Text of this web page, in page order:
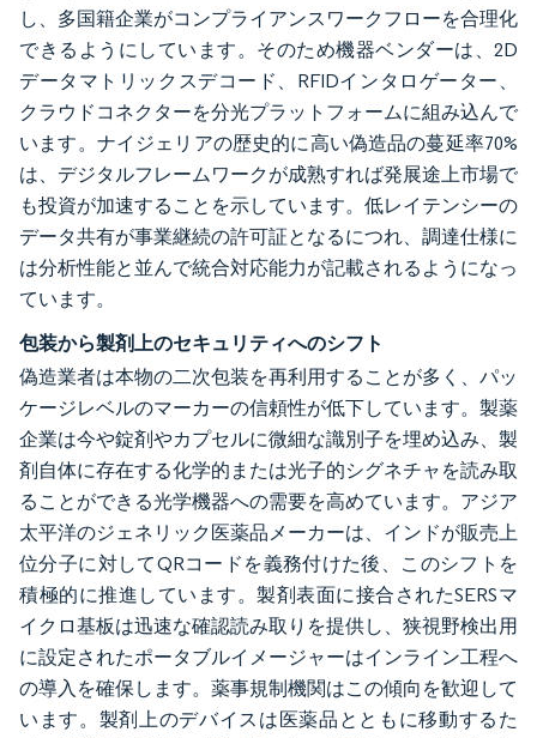
し、多国籍企業がコンプライアンスワークフローを合理化
できるようにしています。そのため機器ベンダーは、2D
データマトリックスデコード、RFIDインタロゲーター、
クラウドコネクターを分光プラットフォームに組み込んで
います。ナイジェリアの歴史的に高い偽造品の蔓延率70%
は、デジタルフレームワークが成熟すれば発展途上市場で
も投資が加速することを示しています。低レイテンシーの
データ共有が事業継続の許可証となるにつれ、調達仕様に
は分析性能と並んで統合対応能力が記載されるようになっ
ています。
包装から製剤上のセキュリティへのシフト
偽造業者は本物の二次包装を再利用することが多く、パッ
ケージレベルのマーカーの信頼性が低下しています。製薬
企業は今や錠剤やカプセルに微細な識別子を埋め込み、製
剤自体に存在する化学的または光子的シグネチャを読み取
ることができる光学機器への需要を高めています。アジア
太平洋のジェネリック医薬品メーカーは、インドが販売上
位分子に対してQRコードを義務付けた後、このシフトを
積極的に推進しています。製剤表面に接合されたSERSマ
イクロ基板は迅速な確認読み取りを提供し、狭視野検出用
に設定されたポータブルイメージャーはインライン工程へ
の導入を確保します。薬事規制機関はこの傾向を歓迎して
います。製剤上のデバイスは医薬品とともに移動するた